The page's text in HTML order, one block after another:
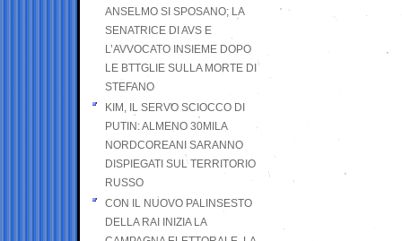
ANSELMO SI SPOSANO; LA
SENATRICE DI AVS E
L’AVVOCATO INSIEME DOPO
LE BTTGLIE SULLA MORTE DI
STEFANO
KIM, IL SERVO SCIOCCO DI
PUTIN: ALMENO 30MILA
NORDCOREANI SARANNO
DISPIEGATI SUL TERRITORIO
RUSSO
CON IL NUOVO PALINSESTO
DELLA RAI INIZIA LA